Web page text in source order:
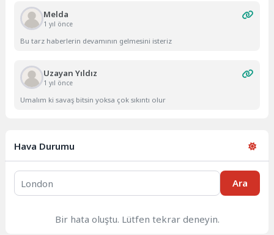
Melda
1 yıl önce
Bu tarz haberlerin devamının gelmesini isteriz
Uzayan Yıldız
1 yıl önce
Umalım ki savaş bitsin yoksa çok sıkıntı olur
Hava Durumu
Ara
Bir hata oluştu. Lütfen tekrar deneyin.